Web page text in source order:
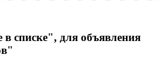
списке", для объявления